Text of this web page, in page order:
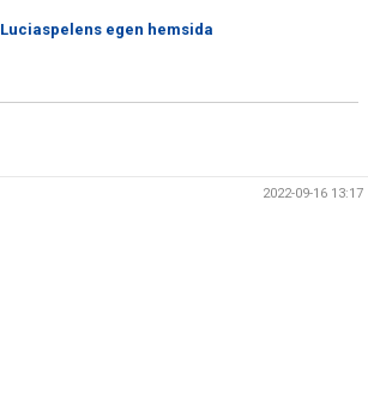
Luciaspelens egen hemsida
2022-09-16 13:17